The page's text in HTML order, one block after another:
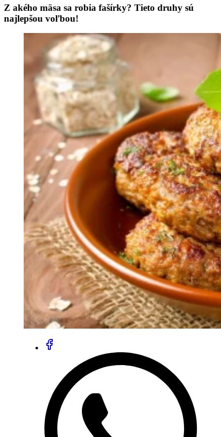
Z akého mäsa sa robia fašírky? Tieto druhy sú
najlepšou voľbou!